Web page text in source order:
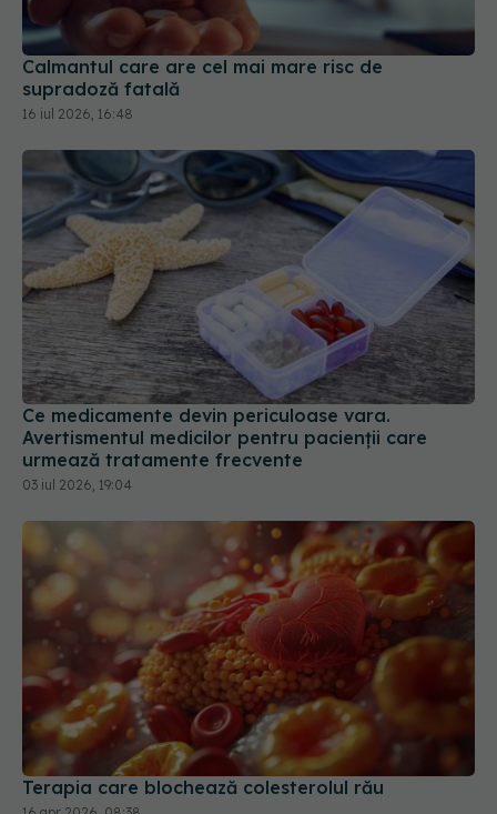
Calmantul care are cel mai mare risc de
supradoză fatală
16 iul 2026, 16:48
Ce medicamente devin periculoase vara.
Avertismentul medicilor pentru pacienții care
urmează tratamente frecvente
03 iul 2026, 19:04
Terapia care blochează colesterolul rău
16 apr 2026, 08:38